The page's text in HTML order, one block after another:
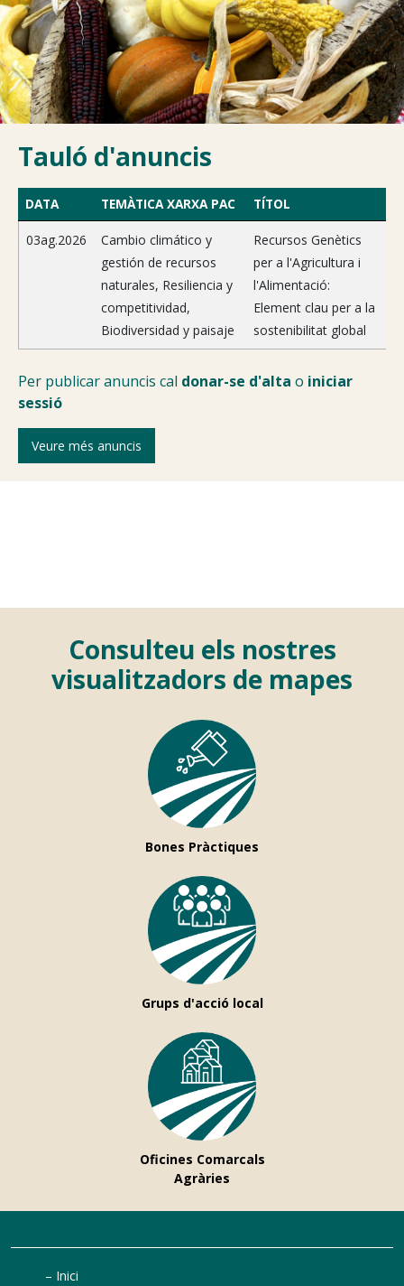
Tauló d'anuncis
DATA TEMÀTICA XARXA PAC TÍTOL
03ag.2026
Cambio climático y
gestión de recursos
naturales, Resiliencia y
competitividad,
Biodiversidad y paisaje
Recursos Genètics
per a l'Agricultura i
l'Alimentació:
Element clau per a la
sostenibilitat global
Per publicar anuncis cal donar-se d'alta o iniciar
sessió
Veure més anuncis
Consulteu els nostres
visualitzadors de mapes
Bones Pràctiques
Grups d'acció local
Oficines Comarcals
Agràries
Inici